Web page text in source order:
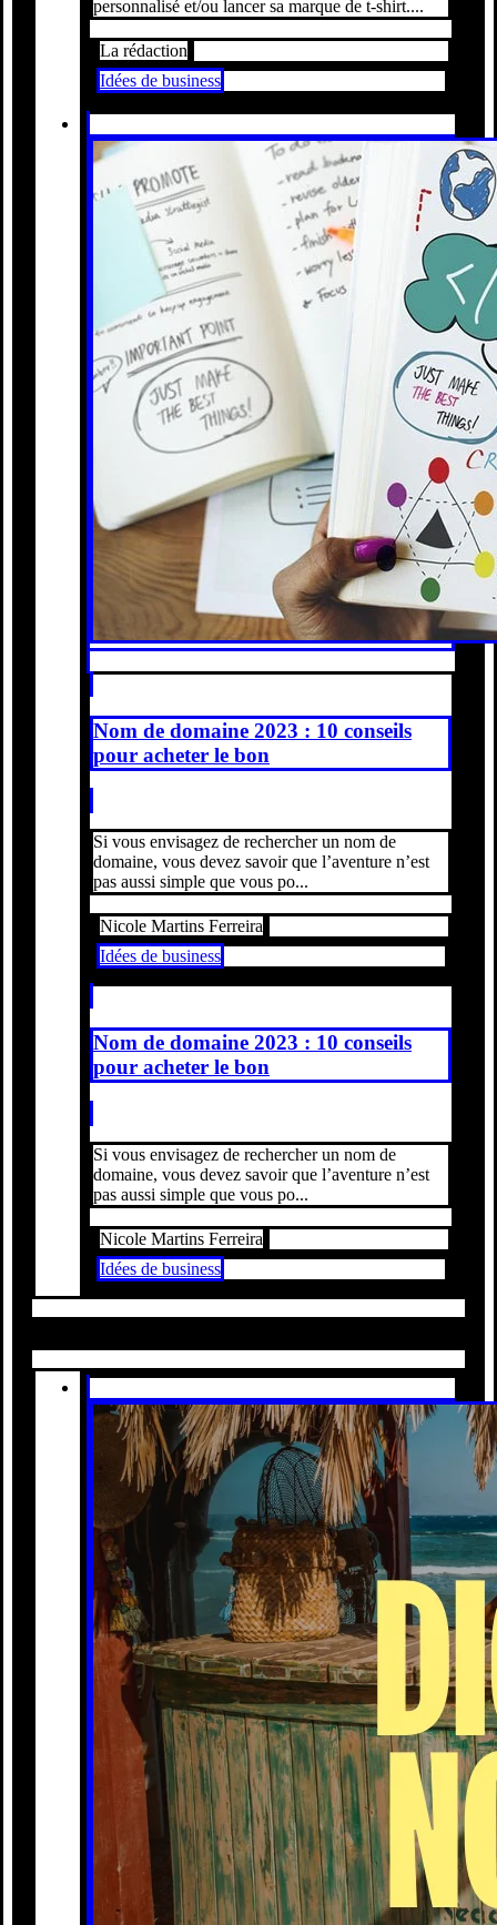
personnalisé et/ou lancer sa marque de t-shirt....
La rédaction
Idées de business
Nom de domaine 2023 : 10 conseils
pour acheter le bon
Si vous envisagez de rechercher un nom de
domaine, vous devez savoir que l’aventure n’est
pas aussi simple que vous po...
Nicole Martins Ferreira
Idées de business
Nom de domaine 2023 : 10 conseils
pour acheter le bon
Si vous envisagez de rechercher un nom de
domaine, vous devez savoir que l’aventure n’est
pas aussi simple que vous po...
Nicole Martins Ferreira
Idées de business